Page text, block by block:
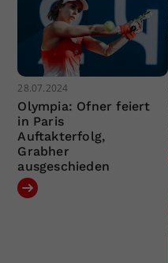
28.07.2024
Olympia: Ofner feiert
in Paris
Auftakterfolg,
Grabher
ausgeschieden